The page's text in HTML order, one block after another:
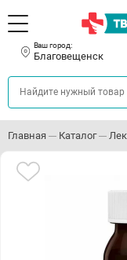
Ваш город:
Благовещенск
Главная Каталог